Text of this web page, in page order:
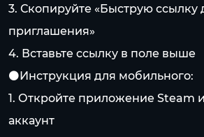
3. Скопируйте «Быструю ссылку
приглашения»
4. Вставьте ссылку в поле выше
⚫️Инструкция для мобильного:
1. Откройте приложение Steam
аккаунт